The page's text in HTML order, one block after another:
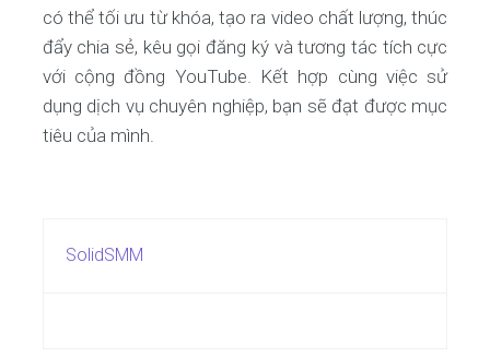
có thể tối ưu từ khóa, tạo ra video chất lượng, thúc
đẩy chia sẻ, kêu gọi đăng ký và tương tác tích cực
với cộng đồng YouTube. Kết hợp cùng việc sử
dụng dịch vụ chuyên nghiệp, bạn sẽ đạt được mục
tiêu của mình.
SolidSMM